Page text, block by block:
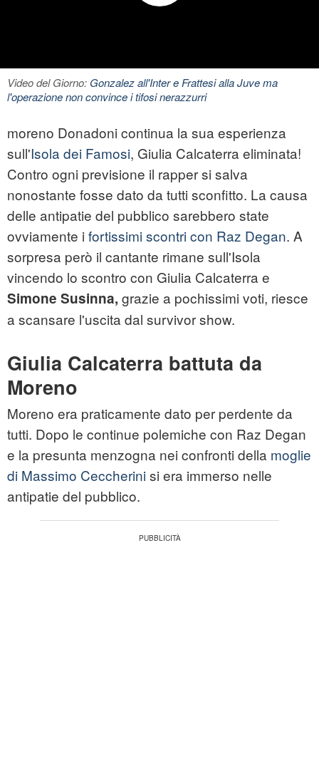
Video del Giorno: Gonzalez all'Inter e Frattesi alla Juve ma
l'operazione non convince i tifosi nerazzurri
moreno Donadoni continua la sua esperienza
sull'Isola dei Famosi, Giulia Calcaterra eliminata!
Contro ogni previsione il rapper si salva
nonostante fosse dato da tutti sconfitto. La causa
delle antipatie del pubblico sarebbero state
ovviamente i fortissimi scontri con Raz Degan. A
sorpresa però il cantante rimane sull'Isola
vincendo lo scontro con Giulia Calcaterra e
Simone Susinna, grazie a pochissimi voti, riesce
a scansare l'uscita dal survivor show.
Giulia Calcaterra battuta da
Moreno
Moreno era praticamente dato per perdente da
tutti. Dopo le continue polemiche con Raz Degan
e la presunta menzogna nei confronti della moglie
di Massimo Ceccherinisi era immerso nelle
antipatie del pubblico.